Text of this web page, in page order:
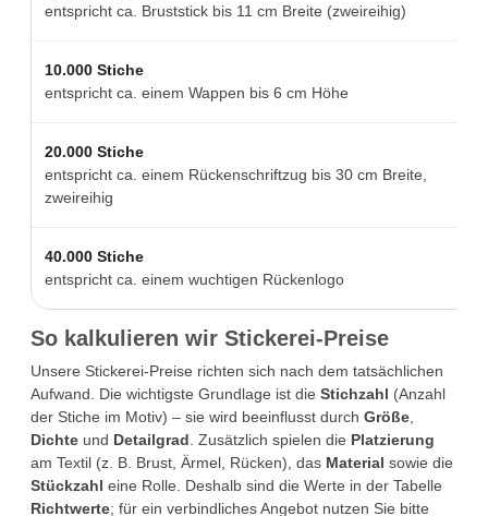
entspricht ca. Bruststick bis 11 cm Breite (zweireihig)
10.000 Stiche
entspricht ca. einem Wappen bis 6 cm Höhe
20.000 Stiche
entspricht ca. einem Rückenschriftzug bis 30 cm Breite,
zweireihig
40.000 Stiche
entspricht ca. einem wuchtigen Rückenlogo
So kalkulieren wir Stickerei-Preise
Unsere Stickerei-Preise richten sich nach dem tatsächlichen
Aufwand. Die wichtigste Grundlage ist die Stichzahl (Anzahl
der Stiche im Motiv) – sie wird beeinflusst durch Größe
Dichte und Detailgrad . Zusätzlich spielen die Platzierung
am Textil (z. B. Brust, Ärmel, Rücken), das Material sowie die
Stückzahl eine Rolle. Deshalb sind die Werte in der Tabelle
Richtwerte; für ein verbindliches Angebot nutzen Sie bitte